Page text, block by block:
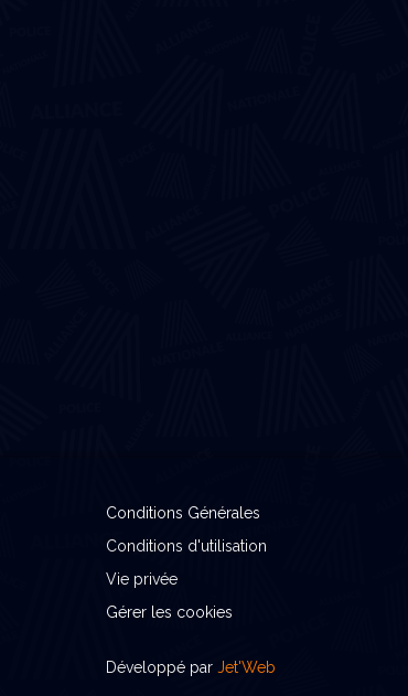
Conditions Générales
Conditions d'utilisation
Vie privée
Gérer les cookies
Développé par Jet'Web